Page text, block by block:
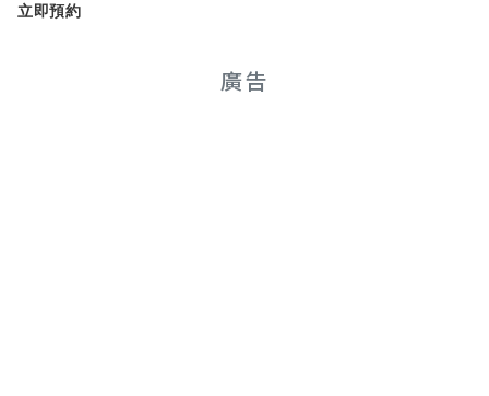
立即預約
廣告